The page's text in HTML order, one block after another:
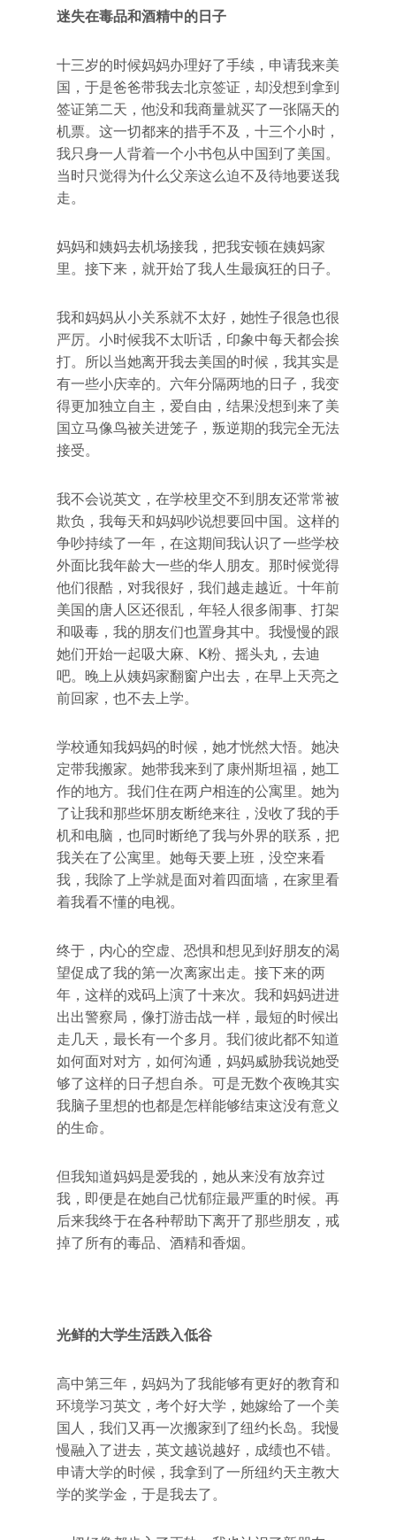
迷失在毒品和酒精中的日子
十三岁的时候妈妈办理好了手续，申请我来美
国，于是爸爸带我去北京签证，却没想到拿到
签证第二天，他没和我商量就买了一张隔天的
机票。这一切都来的措手不及，十三个小时，
我只身一人背着一个小书包从中国到了美国。
当时只觉得为什么父亲这么迫不及待地要送我
走。
妈妈和姨妈去机场接我，把我安顿在姨妈家
里。接下来，就开始了我人生最疯狂的日子。
我和妈妈从小关系就不太好，她性子很急也很
严厉。小时候我不太听话，印象中每天都会挨
打。所以当她离开我去美国的时候，我其实是
有一些小庆幸的。六年分隔两地的日子，我变
得更加独立自主，爱自由，结果没想到来了美
国立马像鸟被关进笼子，叛逆期的我完全无法
接受。
我不会说英文，在学校里交不到朋友还常常被
欺负，我每天和妈妈吵说想要回中国。这样的
争吵持续了一年，在这期间我认识了一些学校
外面比我年龄大一些的华人朋友。那时候觉得
他们很酷，对我很好，我们越走越近。十年前
美国的唐人区还很乱，年轻人很多闹事、打架
和吸毒，我的朋友们也置身其中。我慢慢的跟
她们开始一起吸大麻、K粉、摇头丸，去迪
吧。晚上从姨妈家翻窗户出去，在早上天亮之
前回家，也不去上学。
学校通知我妈妈的时候，她才恍然大悟。她决
定带我搬家。她带我来到了康州斯坦福，她工
作的地方。我们住在两户相连的公寓里。她为
了让我和那些坏朋友断绝来往，没收了我的手
机和电脑，也同时断绝了我与外界的联系，把
我关在了公寓里。她每天要上班，没空来看
我，我除了上学就是面对着四面墙，在家里看
着我看不懂的电视。
终于，内心的空虚、恐惧和想见到好朋友的渴
望促成了我的第一次离家出走。接下来的两
年，这样的戏码上演了十来次。我和妈妈进进
出出警察局，像打游击战一样，最短的时候出
走几天，最长有一个多月。我们彼此都不知道
如何面对对方，如何沟通，妈妈威胁我说她受
够了这样的日子想自杀。可是无数个夜晚其实
我脑子里想的也都是怎样能够结束这没有意义
的生命。
但我知道妈妈是爱我的，她从来没有放弃过
我，即便是在她自己忧郁症最严重的时候。再
后来我终于在各种帮助下离开了那些朋友，戒
掉了所有的毒品、酒精和香烟。
光鲜的大学生活跌入低谷
高中第三年，妈妈为了我能够有更好的教育和
环境学习英文，考个好大学，她嫁给了一个美
国人，我们又再一次搬家到了纽约长岛。我慢
慢融入了进去，英文越说越好，成绩也不错。
申请大学的时候，我拿到了一所纽约天主教大
学的奖学金，于是我去了。